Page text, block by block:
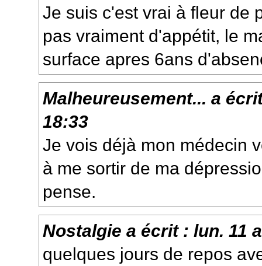
Je suis c'est vrai à fleur de
pas vraiment d'appétit, le
surface apres 6ans
Malheureusement... a
18:33
Je vois déjà mon médecin
à me sortir de ma
pense.
Nostalgie a écrit :lun. 11
quelques jours de repos